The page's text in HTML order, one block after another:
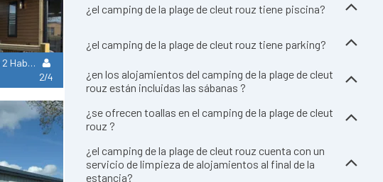
Casa Móvil Panamá 2 Habitaciones - 30 M² (Domingo)
2/4
¿el camping de la plage de cleut rouz tiene piscina?
¿el camping de la plage de cleut rouz tiene parking?
¿en los alojamientos del camping de la plage de cleut
rouz están incluidas las sábanas ?
¿se ofrecen toallas en el camping de la plage de cleut
rouz ?
¿el camping de la plage de cleut rouz cuenta con un
servicio de limpieza de alojamientos al final de la
estancia?